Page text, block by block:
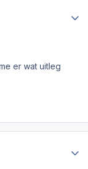
er wat uitleg